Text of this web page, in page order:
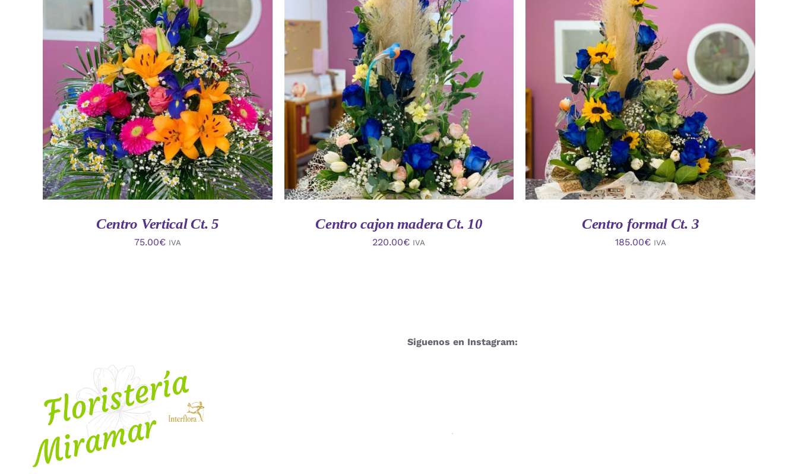
AÑADIR AL CARRITO / VISTA RAPIDA
Centro Vertical Ct. 5
75.00€ IVA
AÑADIR AL CARRITO / VISTA RAPIDA
Centro cajon madera Ct. 10
220.00€ IVA
AÑADIR AL CARRITO / VISTA RAPIDA
Centro formal Ct. 3
185.00€ IVA
Siguenos en Instagram: